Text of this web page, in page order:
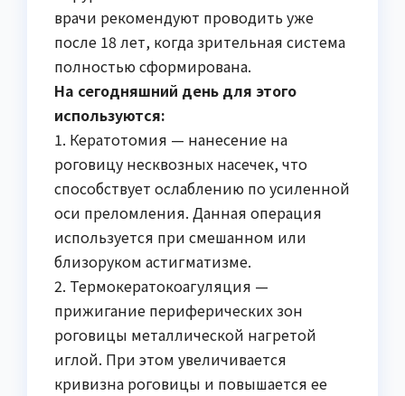
врачи рекомендуют проводить уже
после 18 лет, когда зрительная система
полностью сформирована.
На сегодняшний день для этого
используются:
1. Кератотомия — нанесение на
роговицу несквозных насечек, что
способствует ослаблению по усиленной
оси преломления. Данная операция
используется при смешанном или
близоруком астигматизме.
2. Термокератокоагуляция —
прижигание периферических зон
роговицы металлической нагретой
иглой. При этом увеличивается
кривизна роговицы и повышается ее